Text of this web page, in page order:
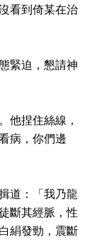
看到倚某在治
緊迫，懇請神
他捏住絲線，
病，你們邊
道：「我乃龍
斷其經脈，性
絹發勁，震斷